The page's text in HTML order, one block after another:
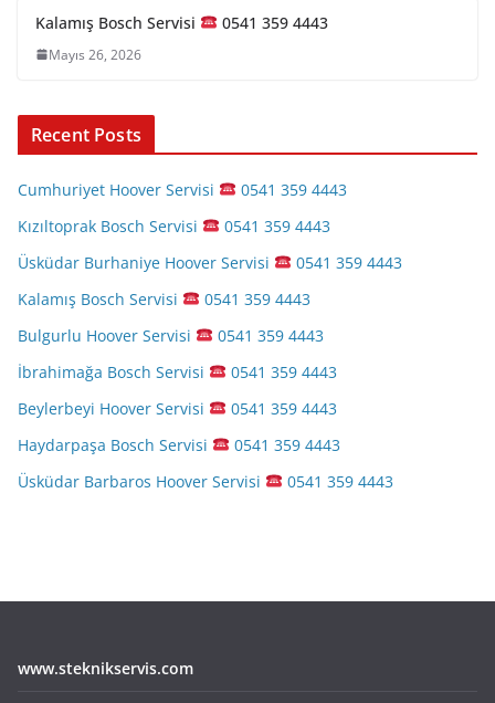
Kalamış Bosch Servisi 0541 359 4443
Mayıs 26, 2026
Recent Posts
Cumhuriyet Hoover Servisi
0541 359 4443
Kızıltoprak Bosch Servisi
0541 359 4443
Üsküdar Burhaniye Hoover Servisi
0541 359 4443
Kalamış Bosch Servisi
0541 359 4443
Bulgurlu Hoover Servisi
0541 359 4443
İbrahimağa Bosch Servisi
0541 359 4443
Beylerbeyi Hoover Servisi
0541 359 4443
Haydarpaşa Bosch Servisi
0541 359 4443
Üsküdar Barbaros Hoover Servisi
0541 359 4443
www.steknikservis.com